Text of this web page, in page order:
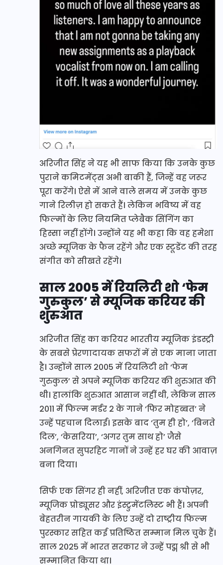
अरिजीत सिंह ने यह भी साफ किया कि उनके कुछ
पुराने कमिटमेंट्स अभी बाकी हैं, जिन्हें वह जरूर
पूरा करेंगे। ऐसे में आने वाले समय में उनके कुछ
गाने रिलीज़ हो सकते हैं। लेकिन भविष्य में वह
फिल्मों के लिए नियमित प्लेबैक सिंगिंग का
हिस्सा नहीं होंगे। उन्होंने यह भी कहा कि वह हमेशा
अच्छे म्यूजिक के फैन रहेंगे और एक स्टूडेंट की तरह
संगीत को सीखते रहेंगे।
साल 2005 में रियलिटी शो ‘फेम
गुरुकुल’ से म्यूजिक करियर की
शुरुआत
अरिजीत सिंह का करियर भारतीय म्यूजिक इंडस्ट्री
के सबसे प्रेरणादायक सफरों में से एक माना जाता
है। उन्होंने साल 2005 में रियलिटी शो ‘फेम
गुरुकुल’ से अपने म्यूजिक करियर की शुरुआत की
थी। हालांकि शुरुआत आसान नहीं थी, लेकिन साल
2011 में फिल्म मर्डर 2 के गाने ‘फिर मोहब्बत’ ने
उन्हें पहचान दिलाई। इसके बाद ‘तुम ही हो’, ‘बिनते
दिल’, ‘केसरिया’, ‘अगर तुम साथ हो’ जैसे
अनगिनत सुपरहिट गानों ने उन्हें हर घर की आवाज़
बना दिया।
सिर्फ एक सिंगर ही नहीं, अरिजीत एक कंपोज़र,
म्यूजिक प्रोड्यूसर और इंस्ट्रुमेंटलिस्ट भी हैं। अपनी
बेहतरीन गायकी के लिए उन्हें दो राष्ट्रीय फिल्म
पुरस्कार सहित कई प्रतिष्ठित सम्मान मिल चुके हैं।
साल 2025 में भारत सरकार ने उन्हें पद्म श्री से भी
सम्मानित किया था।